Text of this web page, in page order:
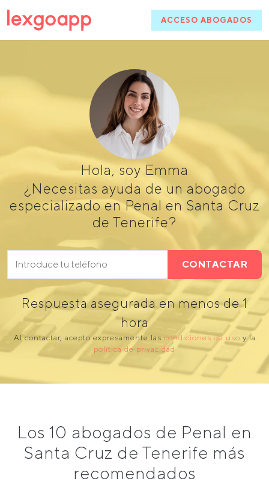
ACCESO ABOGADOS
Hola, soy Emma
¿Necesitas ayuda de un abogado
especializado en Penal en Santa Cruz
de Tenerife?
CONTACTAR
Respuesta asegurada en menos de 1
hora
Al contactar, acepto expresamente las condiciones de uso y la
política de privacidad
Los 10 abogados de Penal en
Santa Cruz de Tenerife más
recomendados